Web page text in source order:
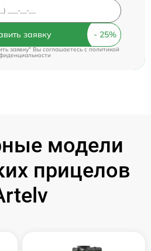
заявку
заявку" Вы соглашаетесь cполитикой
модели
прицелов